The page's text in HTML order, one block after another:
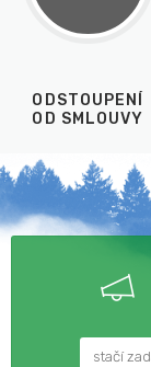
ODSTOUPENÍ
OD SMLOUVY